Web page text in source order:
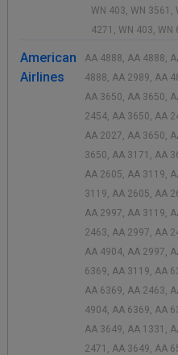
WN 403, WN 3561,
4271, WN 403, WN
American
Airlines
AA 4888, AA 4888,
4888, AA 2989, AA
AA 3650, AA 3650,
2454, AA 3650, AA
AA 2027, AA 3650,
3650, AA 3171, AA
AA 2605, AA 3119,
3119, AA 2605, AA
AA 2997, AA 3119,
2463, AA 2997, AA
AA 4904, AA 2997,
6369, AA 3119, AA
AA 6369, AA 2463,
4904, AA 6369, AA
AA 3649, AA 1331,
2471, AA 3649, AA